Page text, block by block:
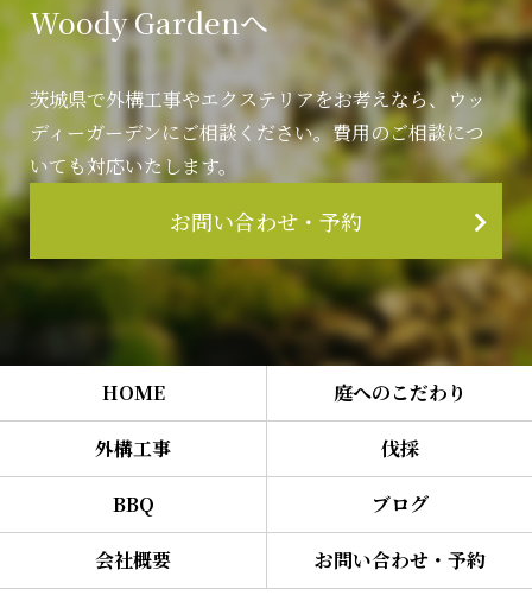
Woody Gardenへ
茨城県で外構工事やエクステリアをお考えなら、ウッ
ディーガーデンにご相談ください。費用のご相談につ
いても対応いたします。
お問い合わせ・予約
HOME 庭へのこだわり
外構工事 伐採
BBQ ブログ
会社概要 お問い合わせ・予約